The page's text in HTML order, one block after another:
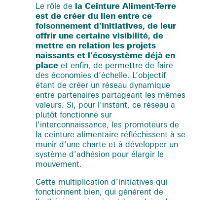
Le rôle de la Ceinture Aliment-Terre
est de créer du lien entre ce
foisonnement d’initiatives, de leur
offrir une certaine visibilité, de
mettre en relation les projets
naissants et l’écosystème déjà en
place et enfin, de permettre de faire
des économies d’échelle. L’objectif
étant de créer un réseau dynamique
entre partenaires partageant les mêmes
valeurs. Si, pour l’instant, ce réseau a
plutôt fonctionné sur
l’interconnaissance, les promoteurs de
la ceinture alimentaire réfléchissent à se
munir d’une charte et à développer un
système d’adhésion pour élargir le
mouvement.
Cette multiplication d’initiatives qui
fonctionnent bien, qui génèrent de